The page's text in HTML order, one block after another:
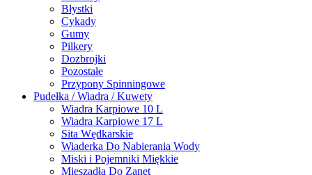
Błystki
Cykady
Gumy
Pilkery
Dozbrojki
Pozostałe
Przypony Spinningowe
Pudełka / Wiadra / Kuwety
Wiadra Karpiowe 10 L
Wiadra Karpiowe 17 L
Sita Wędkarskie
Wiaderka Do Nabierania Wody
Miski i Pojemniki Miękkie
Mieszadła Do Zanęt